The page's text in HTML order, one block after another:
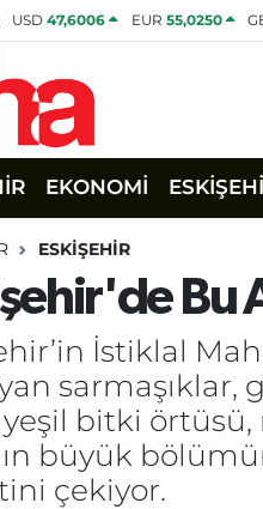
USD47,6006 EUR 55,0250
EKONOMİ
ESKİŞEHİR
Bu
İstiklal
sarmaşıklar,
yeşil bitki
büyük
çekiyor.